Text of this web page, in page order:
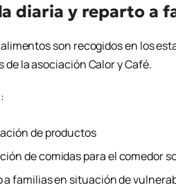
diaria y reparto a
son recogidos en los
la asociación Calor y Café.
de productos
de comidas para el comedor
a familias en situación de